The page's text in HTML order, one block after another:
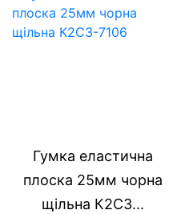
Гумка еластична
плоска 25мм чорна
щільна К2С3...